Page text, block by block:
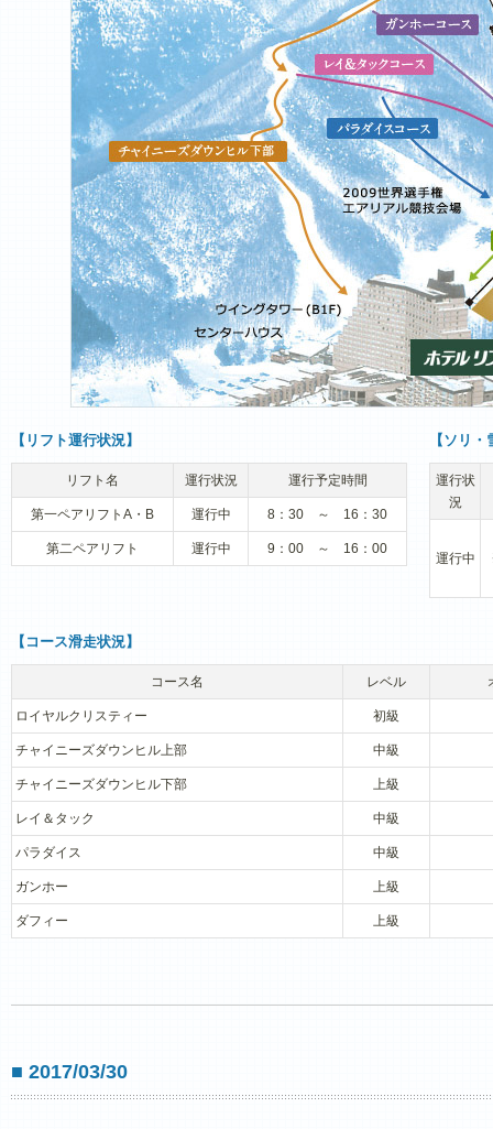
【リフト運行状況】
リフト名 運行状況 運行予定時間
第一ペアリフトA・B 運行中 8：30 ～ 16：30
第二ペアリフト 運行中 9：00 ～ 16：00
【ソリ
運行状
況
運行中
【コース滑走状況】
コース名 レベル
ロイヤルクリスティー 初級
チャイニーズダウンヒル上部 中級
チャイニーズダウンヒル下部 上級
レイ＆タック 中級
パラダイス 中級
ガンホー 上級
ダフィー 上級
■ 2017/03/30